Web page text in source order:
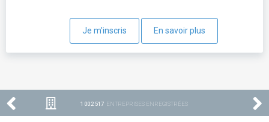
Je m'inscris En savoir plus
1 002 517 ENTREPRISES ENREGISTRÉES